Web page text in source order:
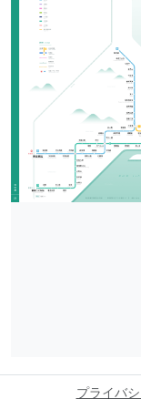
プライバ